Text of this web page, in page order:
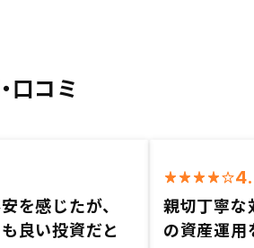
口コミ
を感じたが、
良い投資だと
親切丁寧な
の資産運用